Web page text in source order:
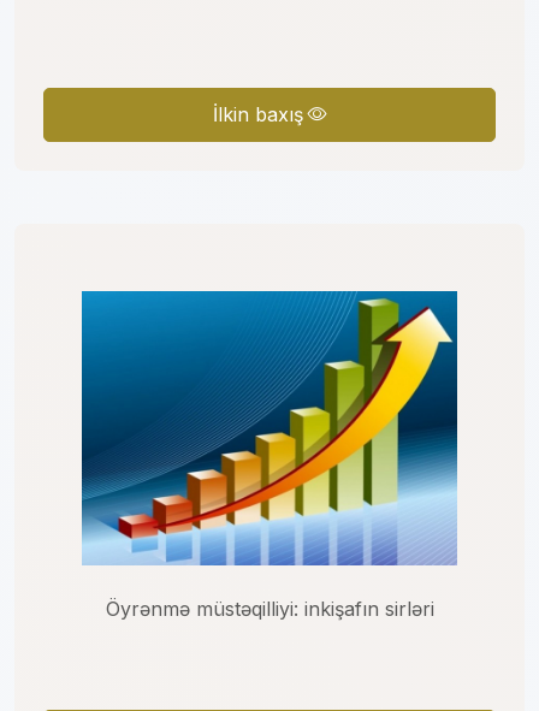
İlkin baxış
Öyrənmə müstəqilliyi: inkişafın sirləri